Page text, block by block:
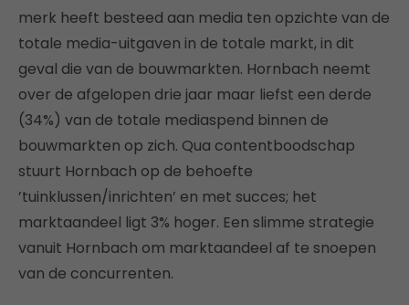
merk heeft besteed aan media ten opzichte van de
totale media-uitgaven in de totale markt, in dit
geval die van de bouwmarkten. Hornbach neemt
over de afgelopen drie jaar maar liefst een derde
(34%) van de totale mediaspend binnen de
bouwmarkten op zich. Qua contentboodschap
stuurt Hornbach op de behoefte
’tuinklussen/inrichten’ en met succes; het
marktaandeel ligt 3% hoger. Een slimme strategie
vanuit Hornbach om marktaandeel af te snoepen
van de concurrenten.